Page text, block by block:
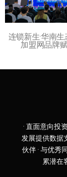
连锁新生·华南
加盟网品牌
· 直面意向投
发展提供数据
伙伴 · 与优秀
累潜在